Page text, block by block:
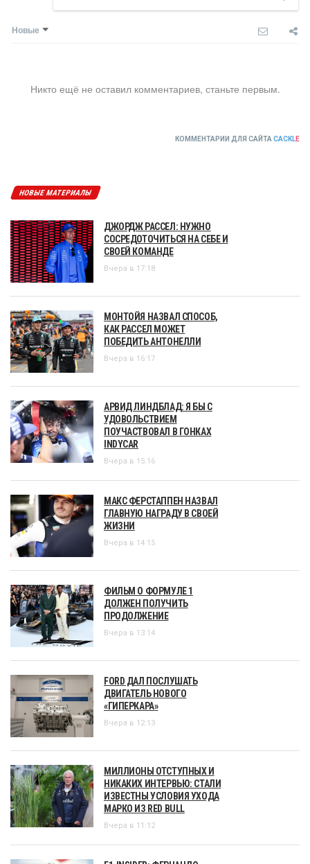
Новые
Никто ещё не оставил комментариев, станьте первым.
КОММЕНТАРИИ ДЛЯ САЙТА CACKLE
НОВЫЕ МАТЕРИАЛЫ
ДЖОРДЖ РАССЕЛ: НУЖНО
СОСРЕДОТОЧИТЬСЯ НА СЕБЕ И
СВОЕЙ КОМАНДЕ
Вчера в 17:18
МОНТОЙЯ НАЗВАЛ СПОСОБ,
КАК РАССЕЛ МОЖЕТ
ПОБЕДИТЬ АНТОНЕЛЛИ
Вчера в 16:17
АРВИД ЛИНДБЛАД: Я БЫ С
УДОВОЛЬСТВИЕМ
ПОУЧАСТВОВАЛ В ГОНКАХ
INDYCAR
Вчера в 15:16
МАКС ФЕРСТАППЕН НАЗВАЛ
ГЛАВНУЮ НАГРАДУ В СВОЕЙ
ЖИЗНИ
Вчера в 14:15
ФИЛЬМ О ФОРМУЛЕ 1
ДОЛЖЕН ПОЛУЧИТЬ
ПРОДОЛЖЕНИЕ
Вчера в 13:14
FORD ДАЛ ПОСЛУШАТЬ
ДВИГАТЕЛЬ НОВОГО
«ГИПЕРКАРА»
Вчера в 12:13
МИЛЛИОНЫ ОТСТУПНЫХ И
НИКАКИХ ИНТЕРВЬЮ: СТАЛИ
ИЗВЕСТНЫ УСЛОВИЯ УХОДА
МАРКО ИЗ RED BULL
Вчера в 11:12